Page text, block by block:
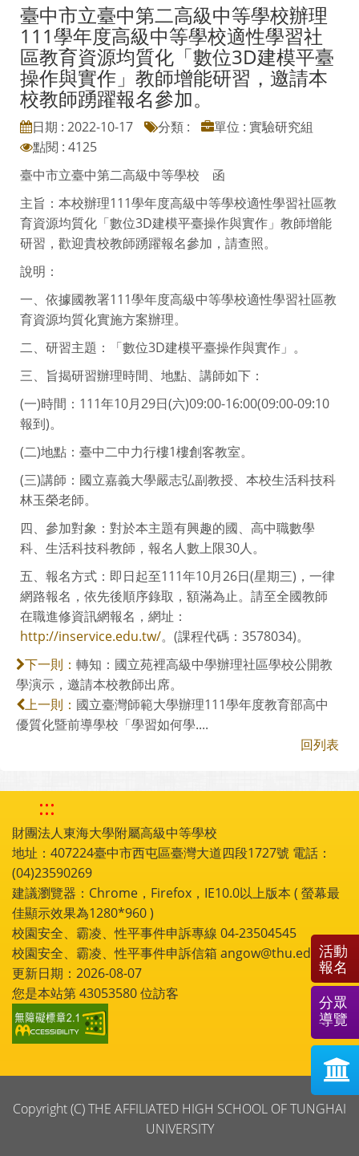
臺中市立臺中第二高級中等學校辦理
111學年度高級中等學校適性學習社
區教育資源均質化「數位3D建模平臺
操作與實作」教師增能研習，邀請本
校教師踴躍報名參加。
日期 : 2022-10-17 分類 :
單位 : 實驗研究組
點閱 : 4125
臺中市立臺中第二高級中等學校 函
主旨：本校辦理111學年度高級中等學校適性學習社區教
育資源均質化「數位3D建模平臺操作與實作」教師增能
研習，歡迎貴校教師踴躍報名參加，請查照。
說明：
一、依據國教署111學年度高級中等學校適性學習社區教
育資源均質化實施方案辦理。
二、研習主題：「數位3D建模平臺操作與實作」。
三、旨揭研習辦理時間、地點、講師如下：
(一)時間：111年10月29日(六)09:00-16:00(09:00-09:10
報到)。
(二)地點：臺中二中力行樓1樓創客教室。
(三)講師：國立嘉義大學嚴志弘副教授、本校生活科技科
林玉榮老師。
四、參加對象：對於本主題有興趣的國、高中職數學
科、生活科技科教師，報名人數上限30人。
五、報名方式：即日起至111年10月26日(星期三)，一律
網路報名，依先後順序錄取，額滿為止。請至全國教師
在職進修資訊網報名，網址：
http://inservice.edu.tw/。(課程代碼：3578034)。
下一則： 轉知：國立苑裡高級中學辦理社區學校公開教
學演示，邀請本校教師出席。
上一則： 國立臺灣師範大學辦理111學年度教育部高中
優質化暨前導學校「學習如何學....
回列表
:::
財團法人東海大學附屬高級中等學校
地址：407224臺中市西屯區臺灣大道四段1727號 電話：
(04)23590269
建議瀏覽器：Chrome，Firefox，IE10.0以上版本 ( 螢幕最
佳顯示效果為1280*960 )
校園安全、霸凌、性平事件申訴專線 04-23504545
校園安全、霸凌、性平事件申訴信箱 angow@thu.edu.tw
更新日期：2026-08-07
您是本站第43053580位訪客
Copyright (C) THE AFFILIATED HIGH SCHOOL OF TUNGHAI
UNIVERSITY
活動
報名
分眾
導覽